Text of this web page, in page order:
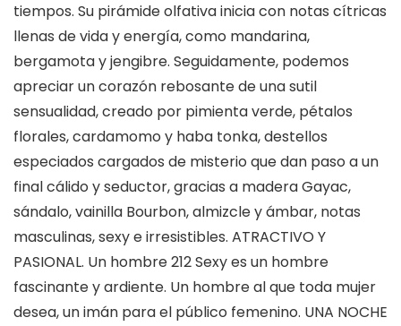
tiempos. Su pirámide olfativa inicia con notas cítricas
llenas de vida y energía, como mandarina,
bergamota y jengibre. Seguidamente, podemos
apreciar un corazón rebosante de una sutil
sensualidad, creado por pimienta verde, pétalos
florales, cardamomo y haba tonka, destellos
especiados cargados de misterio que dan paso a un
final cálido y seductor, gracias a madera Gayac,
sándalo, vainilla Bourbon, almizcle y ámbar, notas
masculinas, sexy e irresistibles. ATRACTIVO Y
PASIONAL. Un hombre 212 Sexy es un hombre
fascinante y ardiente. Un hombre al que toda mujer
desea, un imán para el público femenino. UNA NOCHE